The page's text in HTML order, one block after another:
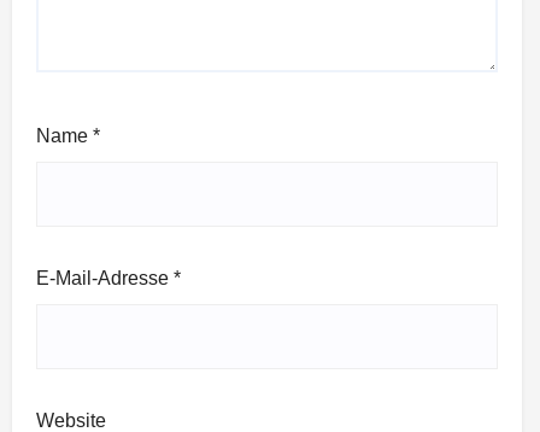
Name *
E-Mail-Adresse *
Website